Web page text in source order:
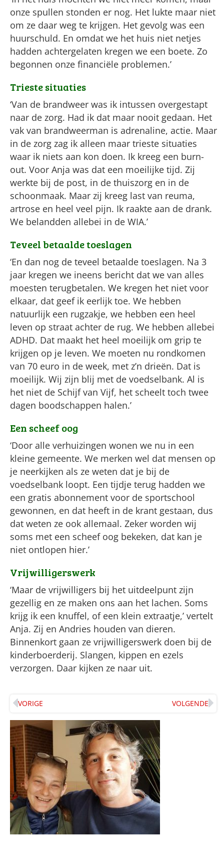
onze spullen stonden er nog. Het lukte maar niet
om ze daar weg te krijgen. Het gevolg was een
huurschuld. En omdat we het huis niet netjes
hadden achtergelaten kregen we een boete. Zo
begonnen onze financiële problemen.’
Trieste situaties
‘Van de brandweer was ik intussen overgestapt
naar de zorg. Had ik dat maar nooit gedaan. Het
vak van brandweerman is adrenaline, actie. Maar
in de zorg zag ik alleen maar trieste situaties
waar ik niets aan kon doen. Ik kreeg een burn-
out. Voor Anja was dat een moeilijke tijd. Zij
werkte bij de post, in de thuiszorg en in de
schoonmaak. Maar zij kreeg last van reuma,
artrose en heel veel pijn. Ik raakte aan de drank.
We belandden allebei in de WIA.’
Teveel betaalde toeslagen
‘En dan nog de teveel betaalde toeslagen. Na 3
jaar kregen we ineens bericht dat we van alles
moesten terugbetalen. We kregen het niet voor
elkaar, dat geef ik eerlijk toe. We hebben
natuurlijk een rugzakje, we hebben een heel
leven op straat achter de rug. We hebben allebei
ADHD. Dat maakt het heel moeilijk om grip te
krijgen op je leven. We moeten nu rondkomen
van 70 euro in de week, met z’n drieën. Dat is
moeilijk. Wij zijn blij met de voedselbank. Al is
het niet de Schijf van Vijf, het scheelt toch twee
dagen boodschappen halen.’
Een scheef oog
‘Door alle verhuizingen wonen we nu in een
kleine gemeente. We merken wel dat mensen op
je neerkijken als ze weten dat je bij de
voedselbank loopt. Een tijdje terug hadden we
een gratis abonnement voor de sportschool
gewonnen, en dat heeft in de krant gestaan, dus
dat weten ze ook allemaal. Zeker worden wij
soms met een scheef oog bekeken, dat kan je
niet ontlopen hier.’
Vrijwilligerswerk
‘Maar de vrijwilligers bij het uitdeelpunt zijn
gezellig en ze maken ons aan het lachen. Soms
krijg ik een knuffel, of een klein extraatje,’ vertelt
Anja. Zij en Andries houden van dieren.
Binnenkort gaan ze vrijwilligerswerk doen bij de
kinderboerderij. Slangen, kippen en ezels
verzorgen. Daar kijken ze naar uit.
VORIGE VOLGENDE